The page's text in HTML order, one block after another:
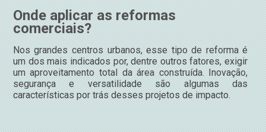
Onde aplicar as reformas
comerciais?
Nos grandes centros urbanos, esse tipo de reforma é
um dos mais indicados por, dentre outros fatores, exigir
um aproveitamento total da área construída. Inovação,
segurança e versatilidade são algumas das
características por trás desses projetos de impacto.